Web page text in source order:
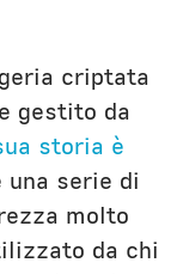
criptata
gestito da
storia è
una serie di
molto
da chi